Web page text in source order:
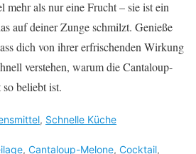
mehr als nur eine Frucht – sie ist ein
auf deiner Zunge schmilzt. Genieße
dich von ihrer erfrischenden Wirkung
verstehen, warum die Cantaloup-
beliebt ist.
, Schnelle Küche
, Cantaloup-Melone, Cocktail,